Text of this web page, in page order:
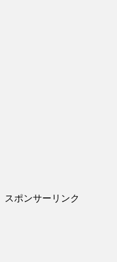
スポンサーリンク